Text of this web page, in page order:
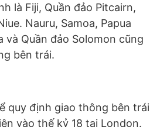
là Fiji, Quần đảo Pitcairn,
Nauru, Samoa, Papua
và Quần đảo Solomon cũng
bên trái.
quy định giao thông bên trái
vào thế kỷ 18 tại London.